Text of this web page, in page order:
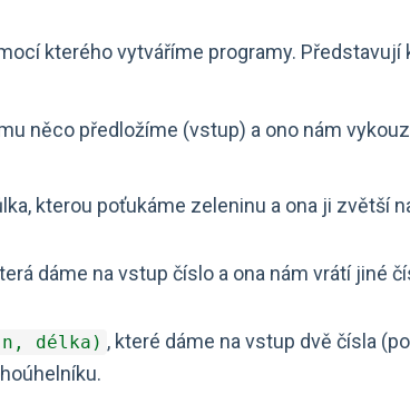
kterého vytváříme programy. Představují
něco předložíme (vstup) a ono nám
kterou poťukáme zeleninu a ona ji zvětší
dáme na vstup číslo a ona nám vrátí jiné
délka) , které dáme na vstup dvě čísla